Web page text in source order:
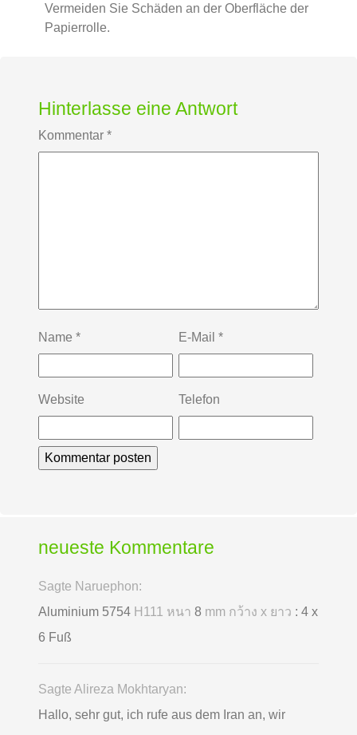
Vermeiden Sie Schäden an der Oberfläche der
Papierrolle.
Hinterlasse eine Antwort
Kommentar *
Name * E-Mail *
Website Telefon
neueste Kommentare
Sagte Naruephon:
Aluminium 5754 H111 หนา 8 mm กว้าง x ยาว : 4 x
6 Fuß
Sagte Alireza Mokhtaryan:
Hallo, sehr gut, ich rufe aus dem Iran an, wir